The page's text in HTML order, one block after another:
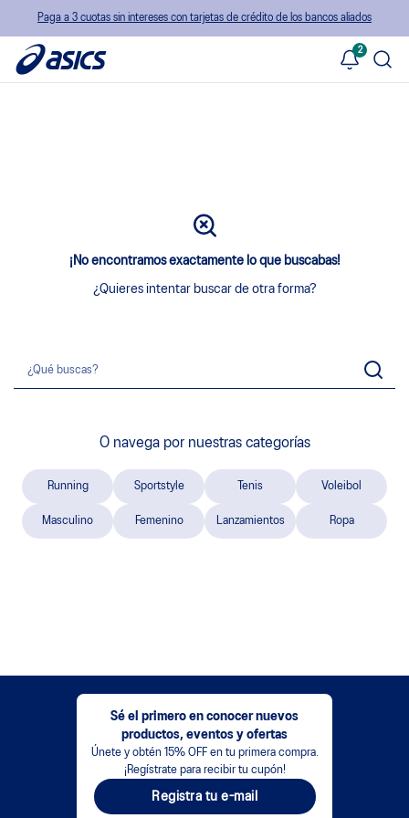
Paga a 3 cuotas sin intereses con tarjetas de crédito de los bancos aliados
2
¡No encontramos exactamente lo que buscabas!
¿Quieres intentar buscar de otra forma?
O navega por nuestras categorías
Running Sportstyle Tenis Voleibol
Masculino Femenino Lanzamientos Ropa
Sé el primero en conocer nuevos
productos, eventos y ofertas
Únete y obtén 15% OFF en tu primera compra.
¡Regístrate para recibir tu cupón!
Registra tu e-mail